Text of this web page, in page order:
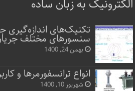
الکترونیک به زبان ساده
تکنیک‌های اندازه‌گیری
سنسورهای مختلف
بهمن 24, 1400
انواع ترانسفورمرها و
شهریور 10, 1400